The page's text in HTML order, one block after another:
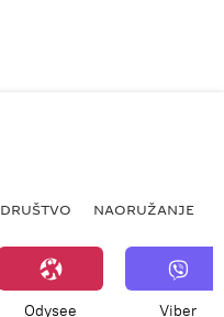
DRUŠTVO NAORUŽANJE
Odysee Viber